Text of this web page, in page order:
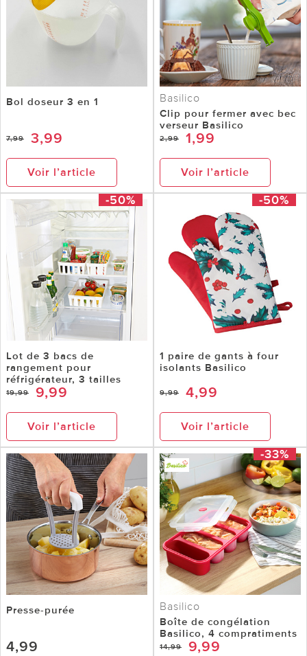
Bol doseur 3 en 1
7,99 3,99
Voir l’article
Basilico
Clip pour fermer avec bec
verseur Basilico
2,99 1,99
Voir l’article
-50%
Lot de 3 bacs de
rangement pour
réfrigérateur, 3 tailles
19,99 9,99
Voir l’article
-50%
1 paire de gants à four
isolants Basilico
9,99 4,99
Voir l’article
Presse-purée
4,99
-33%
Basilico
Boîte de congélation
Basilico, 4 compratiments
14,99 9,99